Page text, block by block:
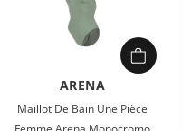
ARENA
Maillot De Bain Une Pièce